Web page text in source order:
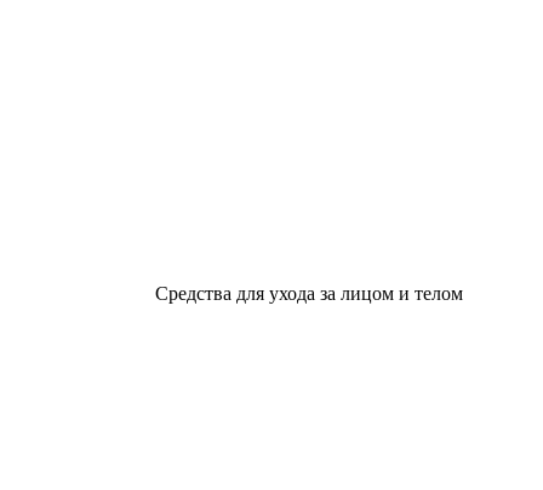
Средства для ухода за лицом и телом